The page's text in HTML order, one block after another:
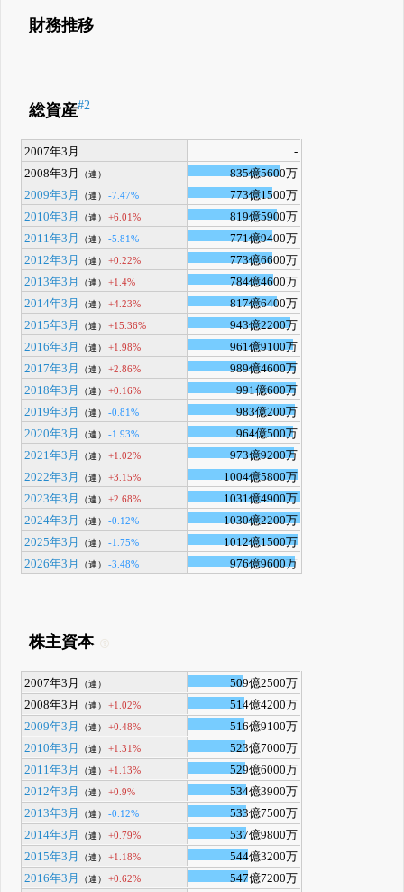
財務推移
総資産#2
2007年3月
-
2008年3月
（連）
835億5600万
2009年3月
（連） -7.47%
773億1500万
2010年3月
（連） +6.01%
819億5900万
2011年3月
（連） -5.81%
771億9400万
2012年3月
（連） +0.22%
773億6600万
2013年3月
（連） +1.4%
784億4600万
2014年3月
（連） +4.23%
817億6400万
2015年3月
（連） +15.36%
943億2200万
2016年3月
（連） +1.98%
961億9100万
2017年3月
（連） +2.86%
989億4600万
2018年3月
（連） +0.16%
991億600万
2019年3月
（連） -0.81%
983億200万
2020年3月
（連） -1.93%
964億500万
2021年3月
（連） +1.02%
973億9200万
2022年3月
（連） +3.15%
1004億5800万
2023年3月
（連） +2.68%
1031億4900万
2024年3月
（連） -0.12%
1030億2200万
2025年3月
（連） -1.75%
1012億1500万
2026年3月
（連） -3.48% 976億9600万
株主資本
2007年3月 （連）
509億2500万
2008年3月
（連） +1.02%
514億4200万
2009年3月
（連） +0.48%
516億9100万
2010年3月
（連） +1.31%
523億7000万
2011年3月
（連） +1.13%
529億6000万
2012年3月
（連） +0.9%
534億3900万
2013年3月
（連） -0.12%
533億7500万
2014年3月
（連） +0.79%
537億9800万
2015年3月
（連） +1.18%
544億3200万
2016年3月
（連） +0.62%
547億7200万